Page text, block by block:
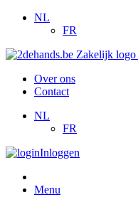
NL
FR
Over ons
Contact
NL
FR
Inloggen
Menu